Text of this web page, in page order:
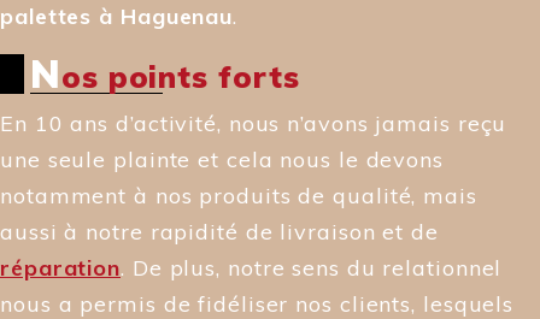
palettes à Haguenau.
Nos points forts
En 10 ans d’activité, nous n’avons jamais reçu
une seule plainte et cela nous le devons
notamment à nos produits de qualité, mais
aussi à notre rapidité de livraison et de
réparation. De plus, notre sens du relationnel
nous a permis de fidéliser nos clients, lesquels